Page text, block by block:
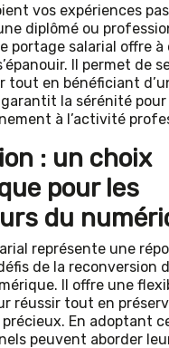
vos expériences
diplômé ou
portage salarial offre à
Il permet de
tout en bénéficiant
la sérénité pour
à l’activité
: un choix
pour les
du
représente une
de la reconversion
Il offre une
réussir tout en
En adoptant
peuvent aborder